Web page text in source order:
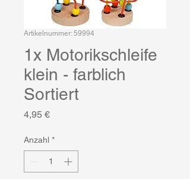
Artikelnummer: 59994
1x Motorikschleife
klein - farblich
Sortiert
4,95 €Preis
Anzahl *